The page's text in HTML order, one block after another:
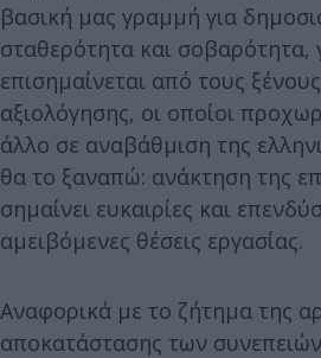
βασική μας γραμμή για
σταθερότητα και σοβαρότητα,
επισημαίνεται από τους
αξιολόγησης, οι οποίοι
άλλο σε αναβάθμιση της
θα το ξαναπώ: ανάκτηση της
σημαίνει ευκαιρίες και
αμειβόμενες θέσεις εργασίας.
Αναφορικά με το ζήτημα της
αποκατάστασης των